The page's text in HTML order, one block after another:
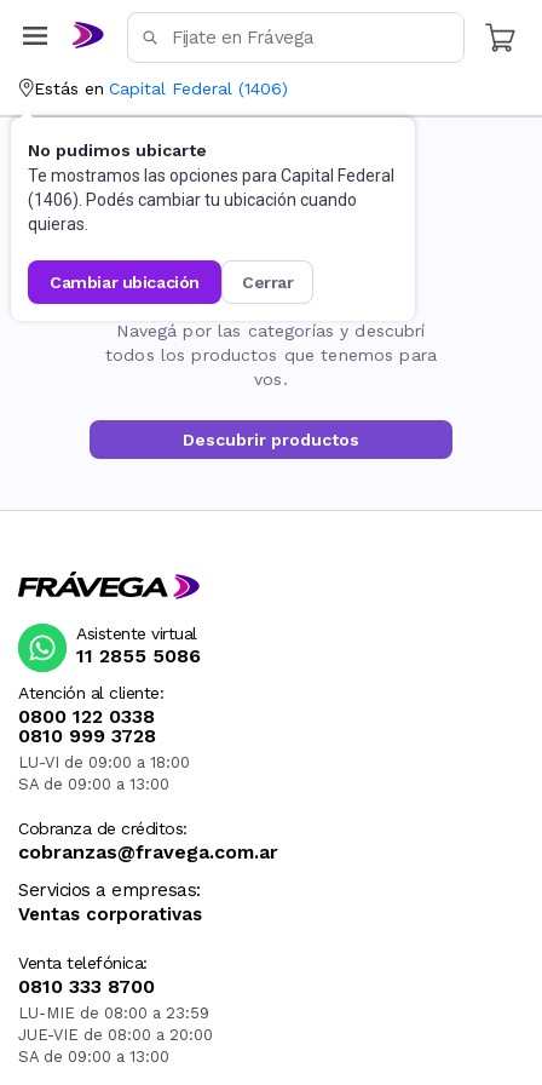
Estás en Capital Federal (1406)
No pudimos ubicarte
Te mostramos las opciones para Capital Federal
(1406). Podés cambiar tu ubicación cuando
quieras.
cambiar ubicación cerrar
La página no existe
Navegá por las categorías y descubrí
todos los productos que tenemos para
vos.
Descubrir productos
Atención al cliente:
0800 122 0338
0810 999 3728
LU-VI de 09:00 a 18:00
SA de 09:00 a 13:00
Cobranza de créditos:
cobranzas@fravega.com.ar
Servicios a empresas:
Ventas corporativas
Venta telefónica:
0810 333 8700
LU-MIE de 08:00 a 23:59
JUE-VIE de 08:00 a 20:00
SA de 09:00 a 13:00
Asistente virtual
11 2855 5086